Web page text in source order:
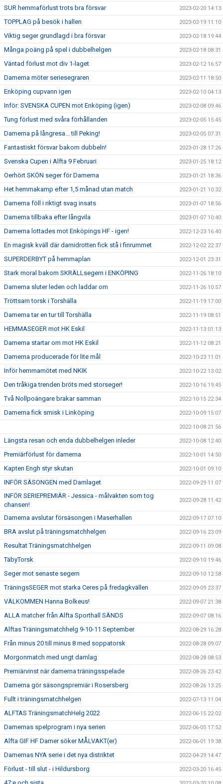
SUR hemmaförlust trots bra försvar 2023-02-20 14:13
TOPPLAG på besök i hallen 2023-02-19 11:10
Viktig seger grundlagd i bra försvar 2023-02-18 19:44
Många poäng på spel i dubbelhelgen 2023-02-18 08:31
Väntad förlust mot div 1-laget 2023-02-12 16:57
Damerna möter seriesegraren 2023-02-11 18:50
Enköping cupvann igen 2023-02-10 04:13
Inför: SVENSKA CUPEN mot Enköping (igen) 2023-02-08 09:46
Tung förlust med svåra förhållanden 2023-02-05 15:45
Damerna på långresa... till Peking! 2023-02-05 07:31
Fantastiskt försvar bakom dubbeln! 2023-01-28 17:26
Svenska Cupen i Alfta 9 Februari 2023-01-25 18:12
Oerhört SKÖN seger för Damerna 2023-01-21 18:36
Het hemmakamp efter 1,5 månad utan match 2023-01-21 10:32
Damerna föll i riktigt svag insats 2023-01-07 18:56
Damerna tillbaka efter långvila 2023-01-07 10:40
Damerna lottades mot Enköpings HF - igen! 2022-12-23 16:40
En magisk kväll där damidrotten fick stå i finrummet 2022-12-02 22:37
SUPERDERBYT på hemmaplan 2022-12-01 23:31
Stark moral bakom SKRÄLLsegern i ENKÖPING 2022-11-26 18:10
Damerna sluter leden och laddar om 2022-11-26 10:57
Tröttsam torsk i Torshälla 2022-11-19 17:00
Damerna tar en tur till Torshälla 2022-11-19 08:51
HEMMASEGER mot HK Eskil 2022-11-13 01:13
Damerna startar om mot HK Eskil 2022-11-12 08:21
Damerna producerade för lite mål 2022-10-23 11:01
Inför hemmamötet med NKIK 2022-10-22 13:02
Den tråkiga trenden bröts med storseger! 2022-10-16 19:45
Två Nollpoängare brakar samman 2022-10-15 22:34
Damerna fick smisk i Linköping 2022-10-09 15:07
2022-10-08 21:56
Längsta resan och enda dubbelhelgen inleder 2022-10-08 12:40
Premiärförlust för damerna 2022-10-01 14:50
Kapten Engh styr skutan 2022-10-01 09:10
INFÖR SÄSONGEN med Damlaget 2022-09-29 11:07
INFÖR SERIEPREMIÄR - Jessica - målvakten som tog
chansen!
2022-09-28 11:42
Damerna avslutar försäsongen i Maserhallen 2022-09-17 07:10
BRA avslut på träningsmatchhelgen 2022-09-16 23:09
Resultat Träningsmatchhelgen 2022-09-11 09:08
TäbyTorsk 2022-09-10 19:46
Seger mot senaste segern 2022-09-10 12:58
TräningsSEGER mot starka Ceres på fredagkvällen 2022-09-09 23:37
VÄLKOMMEN Hanna Bolkeus! 2022-09-07 21:38
ALLA matcher från Alfta Sporthall SÄNDS 2022-09-07 08:16
Alftas Träningsmatchhelg 9-10-11 September 2022-08-29 16:28
Från minus 20 till minus 8 med soppatorsk 2022-08-28 09:07
Morgonmatch med ungt damlag 2022-08-28 08:53
Premiärvinst när damerna träningsspelade 2022-08-26 23:42
Damerna gör säsongspremiär i Rosersberg 2022-08-26 13:25
Fullt i träningsmatchhelgen 2022-07-13 11:04
ALFTAS TräningsmatchHelg 2022 2022-06-15 22:02
Damernas spelprogram i nya serien 2022-06-05 17:52
Alfta GIF HF Damer söker MÅLVAKT(er) 2022-06-01 19:38
Damernas NYA serie i det nya distriktet 2022-04-29 14:47
Förlust - till slut - i Hildursborg 2022-03-20 16:45